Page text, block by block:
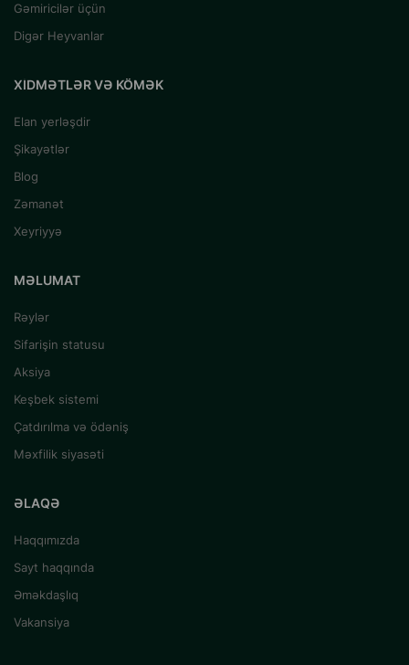
Gəmiricilər üçün
Digər Heyvanlar
XIDMƏTLƏR VƏ KÖMƏK
Elan yerləşdir
Şikayətlər
Blog
Zəmanət
Xeyriyyə
MƏLUMAT
Rəylər
Sifarişin statusu
Aksiya
Keşbek sistemi
Çatdırılma və ödəniş
Məxfilik siyasəti
ƏLAQƏ
Haqqımızda
Sayt haqqında
Əməkdaşlıq
Vakansiya